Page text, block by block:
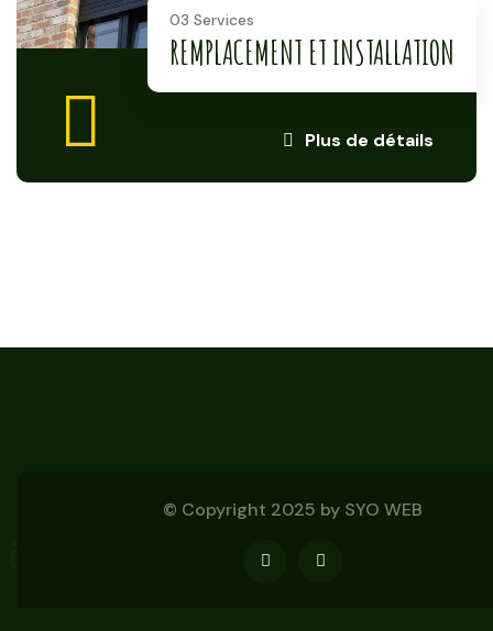
Plus de détails
03 Services
REMPLACEMENT ET INSTALLATION
© Copyright 2025 by SYO WEB